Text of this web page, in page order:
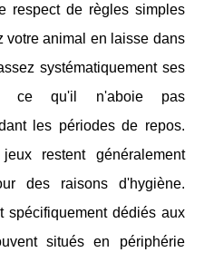
respect de règles simples
votre animal en laisse dans
systématiquement ses
ce qu'il n'aboie pas
les périodes de repos.
restent généralement
des raisons d'hygiène.
spécifiquement dédiés aux
situés en périphérie